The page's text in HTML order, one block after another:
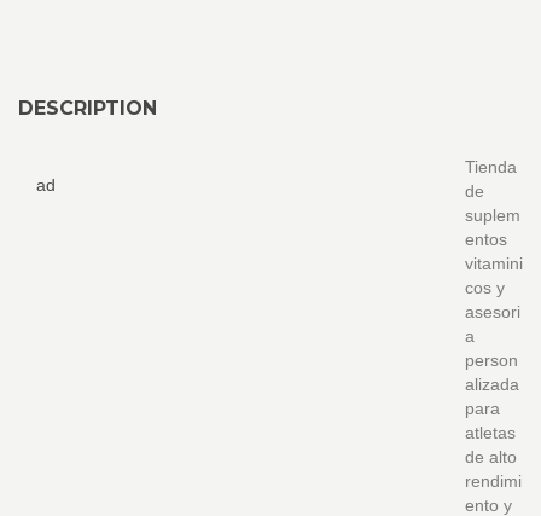
DESCRIPTION
ad
Tienda
de
suplem
entos
vitamini
cos y
asesori
a
person
alizada
para
atletas
de alto
rendimi
ento y